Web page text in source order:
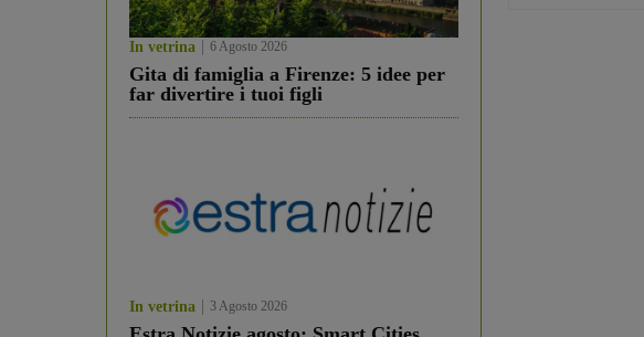
In vetrina 6 Agosto 2026
Gita di famiglia a Firenze: 5 idee per
far divertire i tuoi figli
In vetrina 3 Agosto 2026